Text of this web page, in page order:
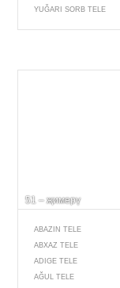
YUĞARI SORB TELE
51 – җимерү
ABAZIN TELE
ABXAZ TELE
ADIGE TELE
AĞUL TELE